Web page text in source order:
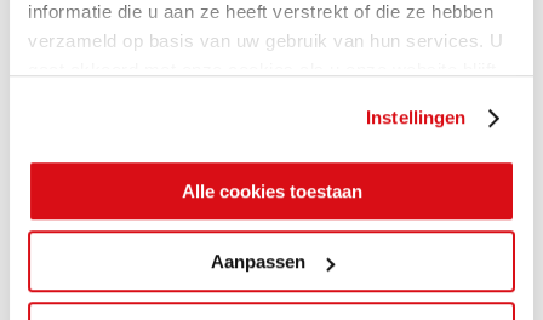
informatie die u aan ze heeft verstrekt of die ze hebben
verzameld op basis van uw gebruik van hun services. U
Instellingen
Alle cookies toestaan
Aanpassen